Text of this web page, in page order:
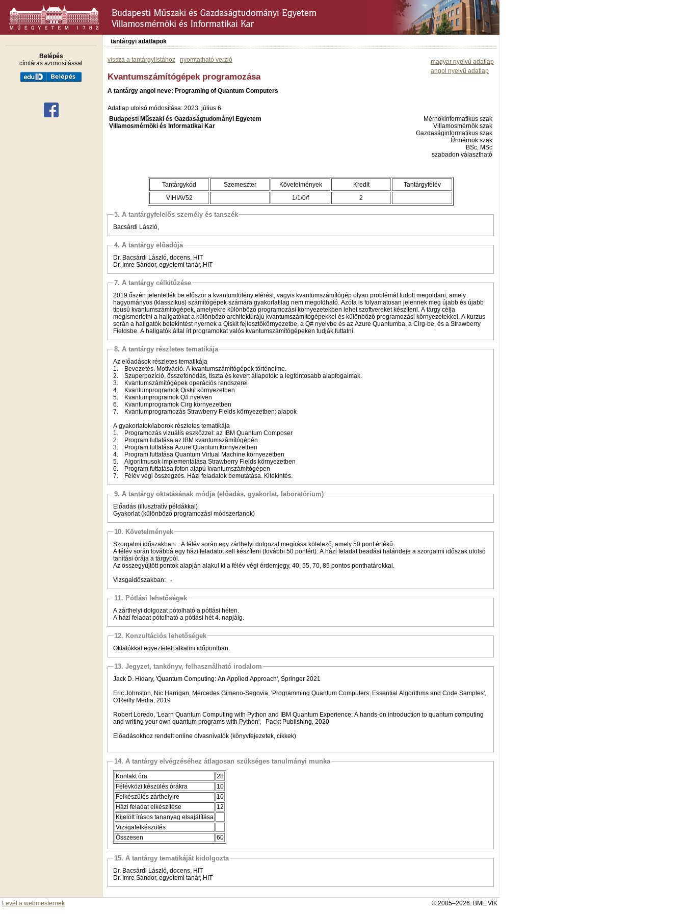
Belépés
címtáras azonosítással
tantárgyi adatlapok
magyar nyelvű adatlap
angol nyelvű adatlap
vissza a tantárgylistához nyomtatható verzió
Kvantumszámítógépek programozása
A tantárgy angol neve: Programing of Quantum Computers
Adatlap utolsó módosítása: 2023. július 6.
Budapesti Műszaki és Gazdaságtudományi Egyetem
Villamosmérnöki és Informatikai Kar
Mérnökinformatikus szak
Villamosmérnök szak
Gazdaságinformatikus szak
Űrmérnök szak
BSc, MSc
szabadon választható
Tantárgykód Szemeszter Követelmények Kredit
Tantárgyfélév
VIHIAV52
1/1/0/f 2
3. A tantárgyfelelős személy és tanszék
Bacsárdi László,
4. A tantárgy előadója
Dr. Bacsárdi László, docens, HIT
Dr. Imre Sándor, egyetemi tanár, HIT
7. A tantárgy célkitűzése
2019 őszén jelentették be először a kvantumfölény elérést, vagyis kvantumszámítógép olyan problémát tudott megoldani, amely
hagyományos (klasszikus) számítógépek számára gyakorlatilag nem megoldható. Azóta is folyamatosan jelennek meg újabb és újabb
típusú kvantumszámítógépek, amelyekre különböző programozási környezetekben lehet szoftvereket készíteni. A tárgy célja
megismertetni a hallgatókat a különböző architektúrájú kvantumszámítógépekkel és különböző programozási környezetekkel. A kurzus
során a hallgatók betekintést nyernek a Qiskit fejlesztőkörnyezetbe, a Q# nyelvbe és az Azure Quantumba, a Cirg-be, és a Strawberry
Fieldsbe. A hallgatók által írt programokat valós kvantumszámítógépeken tudják futtatni.
8. A tantárgy részletes tematikája
Az előadások részletes tematikája
1. Bevezetés. Motiváció. A kvantumszámítógépek történelme.
2. Szuperpozíció, összefonódás, tiszta és kevert állapotok: a legfontosabb alapfogalmak.
3. Kvantumszámítógépek operációs rendszerei
4. Kvantumprogramok Qiskit környezetben
5. Kvantumprogramok Q# nyelven
6. Kvantumprogramok Cirg környezetben
7. Kvantumprogramozás Strawberry Fields környezetben: alapok
A gyakorlatok/laborok részletes tematikája
1. Programozás vizuális eszközzel: az IBM Quantum Composer
2. Program futtatása az IBM kvantumszámítógépén
3. Program futtatása Azure Quantum környezetben
4. Program futtatása Quantum Virtual Machine környezetben
5. Algoritmusok implementálása Strawberry Fields környezetben
6. Program futtatása foton alapú kvantumszámítógépen
7. Félév végi összegzés. Házi feladatok bemutatása. Kitekintés.
9. A tantárgy oktatásának módja (előadás, gyakorlat, laboratórium)
Előadás (illusztratív példákkal)
Gyakorlat (különböző programozási módszertanok)
10. Követelmények
Szorgalmi időszakban: A félév során egy zárthelyi dolgozat megírása kötelező, amely 50 pont értékű.
A félév során továbbá egy házi feladatot kell készíteni (további 50 pontért). A házi feladat beadási határideje a szorgalmi időszak utolsó
tanítási órája a tárgyból.
Az összegyűjtött pontok alapján alakul ki a félév végi érdemjegy, 40, 55, 70, 85 pontos ponthatárokkal.
Vizsgaidőszakban: -
11. Pótlási lehetőségek
A zárthelyi dolgozat pótolható a pótlási héten.
A házi feladat pótolható a pótlási hét 4. napjáig.
12. Konzultációs lehetőségek
Oktatókkal egyeztetett alkalmi időpontban.
13. Jegyzet, tankönyv, felhasználható irodalom
Jack D. Hidary, 'Quantum Computing: An Applied Approach', Springer 2021
Eric Johnston, Nic Harrigan, Mercedes Gimeno-Segovia, 'Programming Quantum Computers: Essential Algorithms and Code Samples',
O'Reilly Media, 2019
Robert Loredo, 'Learn Quantum Computing with Python and IBM Quantum Experience: A hands-on introduction to quantum computing
and writing your own quantum programs with Python', ‎ Packt Publishing, 2020
Előadásokhoz rendelt online olvasnivalók (könyvfejezetek, cikkek)
14. A tantárgy elvégzéséhez átlagosan szükséges tanulmányi munka
Kontakt óra
28
Félévközi készülés órákra
10
Felkészülés zárthelyire
10
Házi feladat elkészítése
12
Kijelölt írásos tananyag elsajátítása
Vizsgafelkészülés
Összesen
60
15. A tantárgy tematikáját kidolgozta
Dr. Bacsárdi László, docens, HIT
Dr. Imre Sándor, egyetemi tanár, HIT
Levél a webmesternek © 2005–2026. BME VIK